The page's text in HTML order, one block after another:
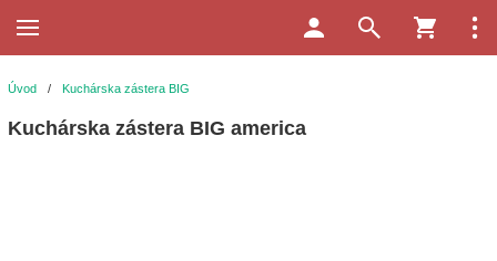
Úvod / Kuchárska zástera BIG
Kuchárska zástera BIG america